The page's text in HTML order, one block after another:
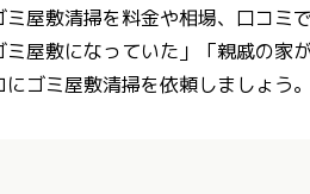
屋敷清掃を料金や相場、口コミ
ミ屋敷になっていた」「親戚の
ゴミ屋敷清掃を依頼しましょう。